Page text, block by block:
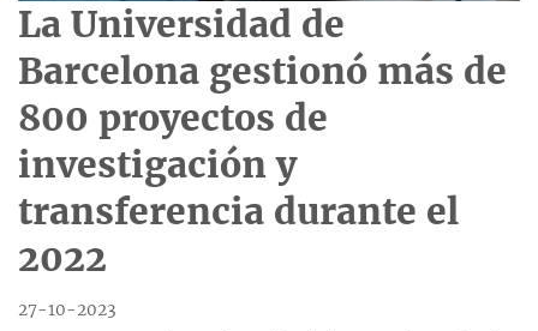
La Universidad de
Barcelona gestionó más de
800 proyectos de
investigación y
transferencia durante el
2022
27-10-2023